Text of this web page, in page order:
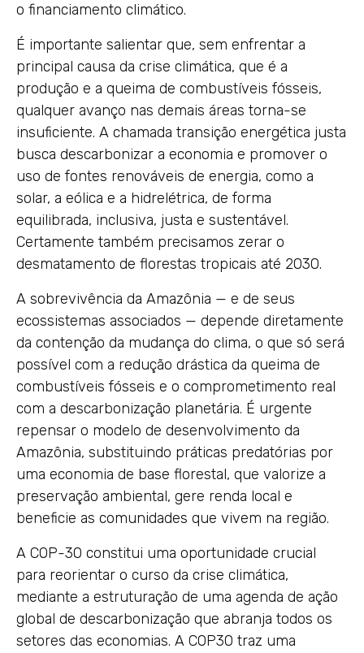
o financiamento climático.
É importante salientar que, sem enfrentar a
principal causa da crise climática, que é a
produção e a queima de combustíveis fósseis,
qualquer avanço nas demais áreas torna-se
insuficiente. A chamada transição energética justa
busca descarbonizar a economia e promover o
uso de fontes renováveis de energia, como a
solar, a eólica e a hidrelétrica, de forma
equilibrada, inclusiva, justa e sustentável.
Certamente também precisamos zerar o
desmatamento de florestas tropicais até 2030.
A sobrevivência da Amazônia — e de seus
ecossistemas associados — depende diretamente
da contenção da mudança do clima, o que só será
possível com a redução drástica da queima de
combustíveis fósseis e o comprometimento real
com a descarbonização planetária. É urgente
repensar o modelo de desenvolvimento da
Amazônia, substituindo práticas predatórias por
uma economia de base florestal, que valorize a
preservação ambiental, gere renda local e
beneficie as comunidades que vivem na região.
A COP-30 constitui uma oportunidade crucial
para reorientar o curso da crise climática,
mediante a estruturação de uma agenda de ação
global de descarbonização que abranja todos os
setores das economias. A COP30 traz uma